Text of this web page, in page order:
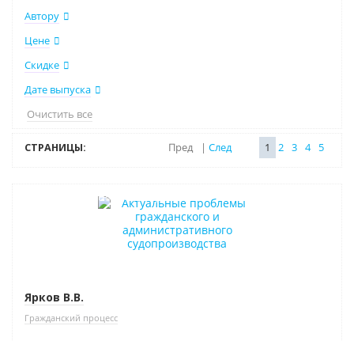
Автору
Цене
Скидке
Дате выпуска
Очистить все
СТРАНИЦЫ: Пред | След 1 2 3 4 5
Индивидуальный подход
Ярков В.В.
Гражданский процесс